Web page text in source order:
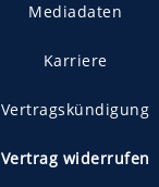
Mediadaten
Karriere
Vertragskündigung
Vertrag widerrufen